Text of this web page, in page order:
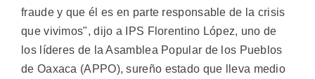
fraude y que él es en parte responsable de la crisis
que vivimos", dijo a IPS Florentino López, uno de
los líderes de la Asamblea Popular de los Pueblos
de Oaxaca (APPO), sureño estado que lleva medio